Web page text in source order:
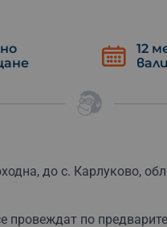
скок пандюл екипът
придружител – родител.
видеозаснемане
12
до с. Карлуково,
провеждат по